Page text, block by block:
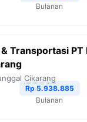
Bulanan
Transportasi PT
Cikarang
Rp 5.938.885
Bulanan